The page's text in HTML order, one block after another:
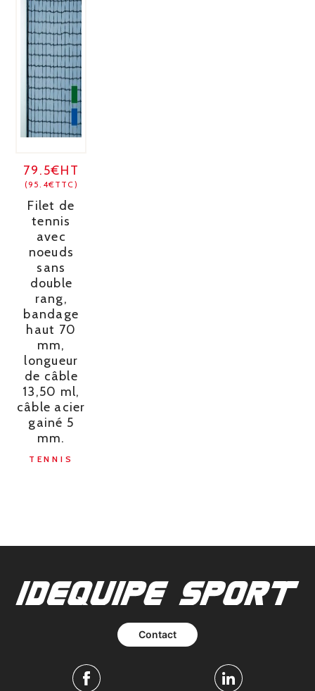
79.5€HT
(95.4€TTC)
Filet de
tennis
avec
noeuds
sans
double
rang,
bandage
haut 70
mm,
longueur
de câble
13,50 ml,
câble acier
gainé 5
mm.
TENNIS
Contact
Facebook Linkedin